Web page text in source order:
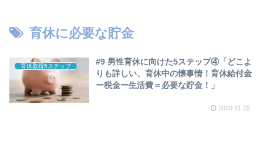
育休に必要な貯金
育休取得5ステップ
#9 男性育休に向けた5ステップ④「どこよ
りも詳しい、育休中の懐事情！育休給付金
ー税金ー生活費＝必要な貯金！」
2020.11.22